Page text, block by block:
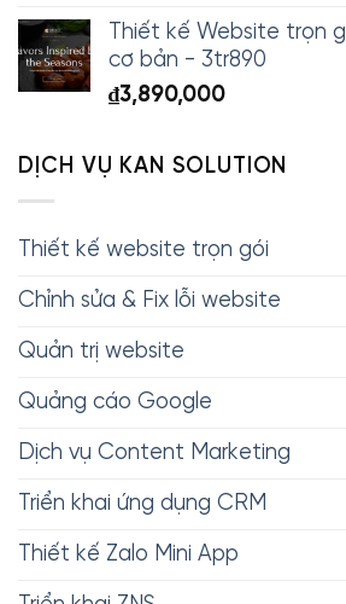
Thiết kế Website trọn
cơ bản - 3tr890
₫3,890,000
DỊCH VỤ KAN SOLUTION
Thiết kế website trọn gói
Chỉnh sửa & Fix lỗi website
Quản trị website
Quảng cáo Google
Dịch vụ Content Marketing
Triển khai ứng dụng CRM
Thiết kế Zalo Mini App